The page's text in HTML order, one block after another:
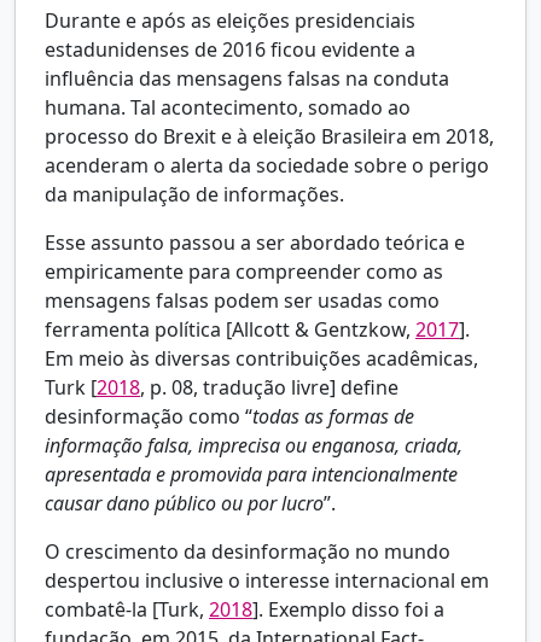
Durante e após as eleições presidenciais
estadunidenses de 2016 ficou evidente a
influência das mensagens falsas na conduta
humana. Tal acontecimento, somado ao
processo do Brexit e à eleição Brasileira em 2018,
acenderam o alerta da sociedade sobre o perigo
da manipulação de informações.
Esse assunto passou a ser abordado teórica e
empiricamente para compreender como as
mensagens falsas podem ser usadas como
ferramenta política [Allcott & Gentzkow, 2017].
Em meio às diversas contribuições acadêmicas,
Turk [2018, p. 08, tradução livre] define
desinformação como “todas as formas de
informação falsa, imprecisa ou enganosa, criada,
apresentada e promovida para intencionalmente
causar dano público ou por lucro”.
O crescimento da desinformação no mundo
despertou inclusive o interesse internacional em
combatê-la [Turk, 2018]. Exemplo disso foi a